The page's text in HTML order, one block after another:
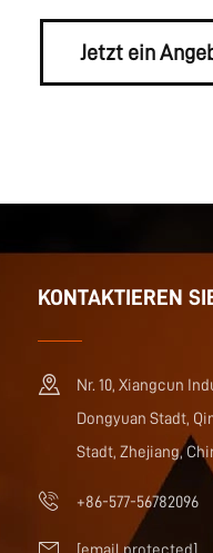
Jetzt ein
KONTAKTIEREN
Nr. 10, Xiangcun
Dongyuan Stadt,
Stadt, Zhejiang,
+86-577-56782096
[email protected]